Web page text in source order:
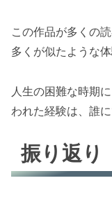
この作品が多くの
多くが似たような
人生の困難な時期
われた経験は、誰
振り返り